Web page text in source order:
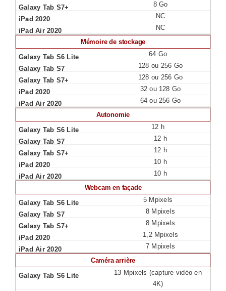
8 Go
NC
NC
Mémoire de stockage
64 Go
128 ou 256 Go
128 ou 256 Go
32 ou 128 Go
64 ou 256 Go
Autonomie
12 h
12 h
12 h
10 h
10 h
Webcam en façade
5 Mpixels
8 Mpixels
8 Mpixels
1,2 Mpixels
7 Mpixels
Caméra arrière
13 Mpixels (capture vidéo en
4K)